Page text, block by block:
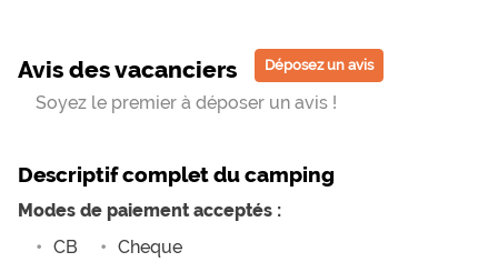
Avis des vacanciers Déposez un avis
Soyez le premier à déposer un avis !
Descriptif complet du camping
Modes de paiement acceptés :
CB
Cheque